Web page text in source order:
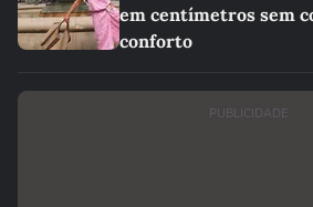
em centímetros sem
conforto
PUBLICIDADE